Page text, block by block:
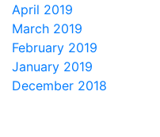
April 2019
March 2019
February 2019
January 2019
December 2018